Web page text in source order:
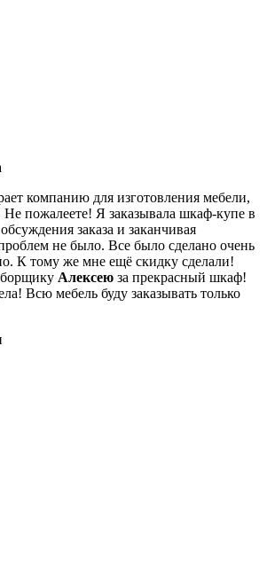
компанию для изготовления мебели,
пожалеете! Я заказывала шкаф-купе в
заказа и заканчивая
не было. Все было сделано очень
К тому же мне ещё скидку сделали!
Алексею за прекрасный шкаф!
Всю мебель буду заказывать только